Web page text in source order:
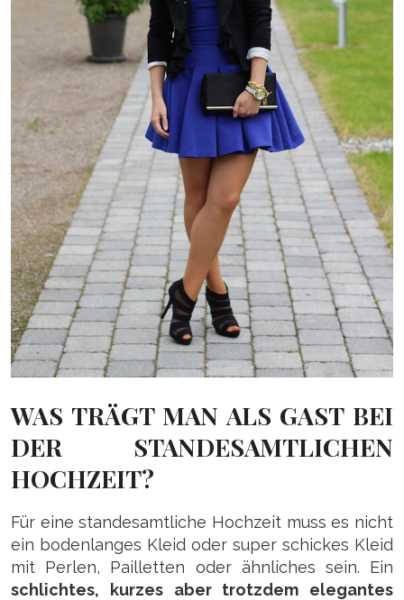
WAS TRÄGT MAN ALS GAST BEI
DER STANDESAMTLICHEN
HOCHZEIT?
Für eine standesamtliche Hochzeit muss es nicht
ein bodenlanges Kleid oder super schickes Kleid
mit Perlen, Pailletten oder ähnliches sein. Ein
schlichtes, kurzes aber trotzdem elegantes